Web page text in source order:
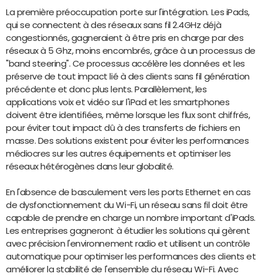
La première préoccupation porte sur l'intégration. Les iPads,
qui se connectent à des réseaux sans fil 2.4GHz déjà
congestionnés, gagneraient à être pris en charge par des
réseaux à 5 Ghz, moins encombrés, grâce à un processus de
"band steering". Ce processus accélère les données et les
préserve de tout impact lié à des clients sans fil génération
précédente et donc plus lents. Parallèlement, les
applications voix et vidéo sur l'iPad et les smartphones
doivent être identifiées, même lorsque les flux sont chiffrés,
pour éviter tout impact dû à des transferts de fichiers en
masse. Des solutions existent pour éviter les performances
médiocres sur les autres équipements et optimiser les
réseaux hétérogènes dans leur globalité.
En l'absence de basculement vers les ports Ethernet en cas
de dysfonctionnement du Wi-Fi, un réseau sans fil doit être
capable de prendre en charge un nombre important d'iPads.
Les entreprises gagneront à étudier les solutions qui gèrent
avec précision l'environnement radio et utilisent un contrôle
automatique pour optimiser les performances des clients et
améliorer la stabilité de l'ensemble du réseau Wi-Fi. Avec